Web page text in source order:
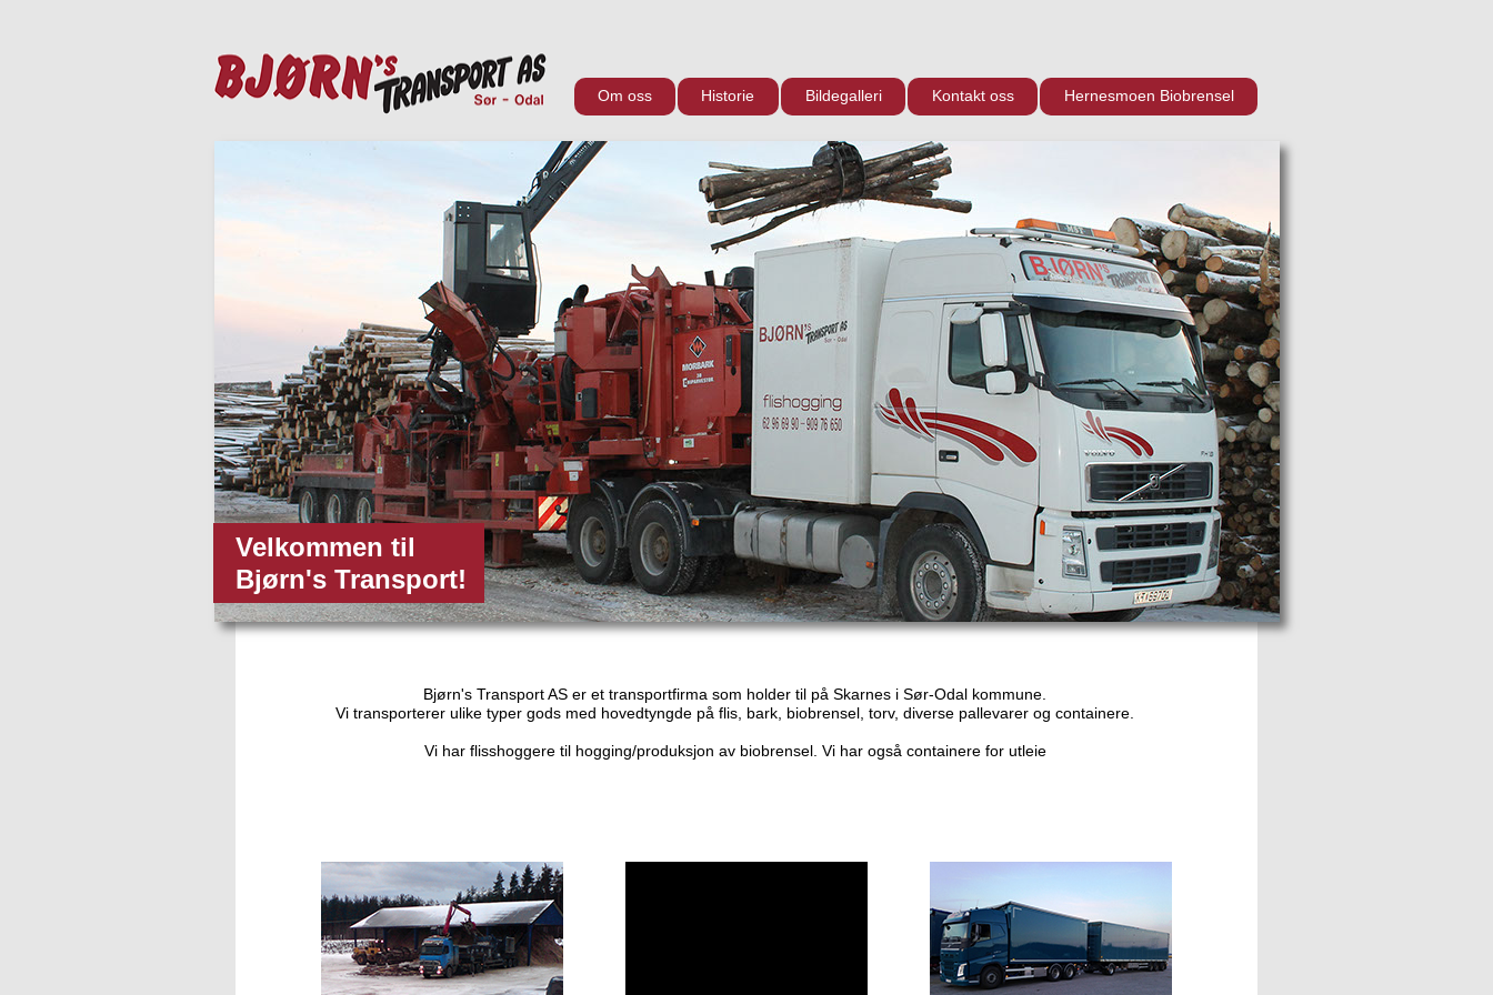
Om oss Historie Bildegalleri Kontakt oss Hernesmoen Biobrensel
Bjørn's Transport AS er et transportfirma som holder til på Skarnes i Sør-Odal kommune.
Vi transporterer ulike typer gods med hovedtyngde på flis, bark, biobrensel, torv, diverse pallevarer og containere.
Vi har flisshoggere til hogging/produksjon av biobrensel. Vi har også containere for utleie
Velkommen til
Bjørn's Transport!